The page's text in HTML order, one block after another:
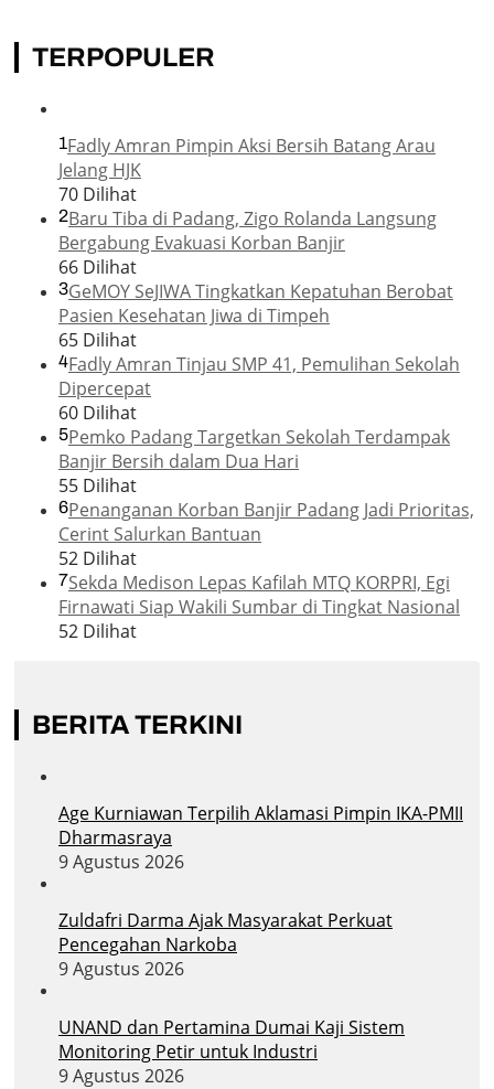
TERPOPULER
1Fadly Amran Pimpin Aksi Bersih Batang Arau
Jelang HJK
70 Dilihat
2Baru Tiba di Padang, Zigo Rolanda Langsung
Bergabung Evakuasi Korban Banjir
66 Dilihat
3GeMOY SeJIWA Tingkatkan Kepatuhan Berobat
Pasien Kesehatan Jiwa di Timpeh
65 Dilihat
4Fadly Amran Tinjau SMP 41, Pemulihan Sekolah
Dipercepat
60 Dilihat
5Pemko Padang Targetkan Sekolah Terdampak
Banjir Bersih dalam Dua Hari
55 Dilihat
6Penanganan Korban Banjir Padang Jadi Prioritas,
Cerint Salurkan Bantuan
52 Dilihat
7Sekda Medison Lepas Kafilah MTQ KORPRI, Egi
Firnawati Siap Wakili Sumbar di Tingkat Nasional
52 Dilihat
BERITA TERKINI
Age Kurniawan Terpilih Aklamasi Pimpin IKA-PMII
Dharmasraya
9 Agustus 2026
Zuldafri Darma Ajak Masyarakat Perkuat
Pencegahan Narkoba
9 Agustus 2026
UNAND dan Pertamina Dumai Kaji Sistem
Monitoring Petir untuk Industri
9 Agustus 2026